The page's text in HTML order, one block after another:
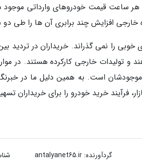
خودرو از اواسط 1397، بالا رفتن هر ساعت قیمت خودروهای
خارجی افزایش چند برابری آن ها را طی
را نمی گذراند. خریداران در تردید
تولیدات خارجی کارکرده هستند. در
است. به همین دلیل ما در
فرآیند خرید خودرو را برای خریداران
گردآورنده:antalyanet65.ir